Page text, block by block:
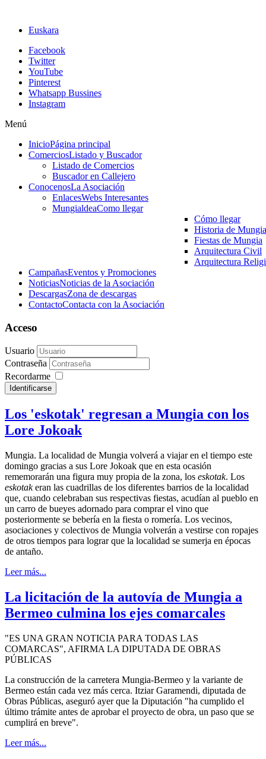
Euskara
Facebook
Twitter
YouTube
Pinterest
Whatsapp Bussines
Instagram
Menú
InicioPágina principal
ComerciosListado y Buscador
Listado de Comercios
Buscador en Callejero
ConocenosLa Asociación
EnlacesWebs Interesantes
MungialdeaComo llegar
Cómo llegar
Historia de Mungia
Fiestas de Mungia
Arquitectura Civil
Arquitectura
CampañasEventos y Promociones
NoticiasNoticias de la Asociación
DescargasZona de descargas
ContactoContacta con la Asociación
Acceso
Usuario
Contraseña
Recordarme
Identificarse
Los 'eskotak' regresan a Mungia con los
Lore Jokoak
Mungia. La localidad de Mungia volverá a viajar en el tiempo este
domingo gracias a sus Lore Jokoak que en esta ocasión
rememorarán una figura muy propia de la zona, los eskotak. Los
eskotakeran las cuadrillas de los diferentes barrios de la localidad
que, cuando celebraban sus respectivas fiestas, acudían al pueblo en
un carro de bueyes adornado para comprar el vino que
posteriormente se bebería en la fiesta o romería. Los vecinos,
asociaciones y colectivos de Mungia volverán a vestirse con ropajes
de otros tiempos para lograr que la localidad se sumerja en épocas
de antaño.
Leer más...
La licitación de la autovía de Mungia a
Bermeo culmina los ejes comarcales
"ES UNA GRAN NOTICIA PARA TODAS LAS
COMARCAS", AFIRMA LA DIPUTADA DE OBRAS
PÚBLICAS
La construcción de la carretera Mungia-Bermeo y la variante de
Bermeo están cada vez más cerca. Itziar Garamendi, diputada de
Obras Públicas, aseguró ayer que la Diputación "ha cumplido el
último trámite antes de aprobar el proyecto de obra, un paso que se
cumplirá en breve".
Leer más...